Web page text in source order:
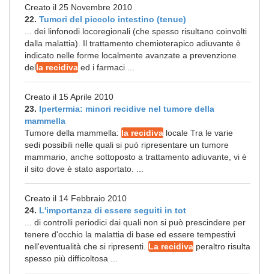
Creato il 25 Novembre 2010
22. Tumori del piccolo intestino (tenue)
... dei linfonodi locoregionali (che spesso risultano coinvolti
dalla malattia). Il trattamento chemioterapico adiuvante è
indicato nelle forme localmente avanzate a prevenzione
della recidiva ed i farmaci ...
Creato il 15 Aprile 2010
23. Ipertermia: minori recidive nel tumore della
mammella
Tumore della mammella: la recidiva locale Tra le varie
sedi possibili nelle quali si può ripresentare un tumore
mammario, anche sottoposto a trattamento adiuvante, vi è
il sito dove è stato asportato. ...
Creato il 14 Febbraio 2010
24. L'importanza di essere seguiti in tot
... di controlli periodici dai quali non si può prescindere per
tenere d'occhio la malattia di base ed essere tempestivi
nell'eventualità che si ripresenti. La recidiva peraltro risulta
spesso più difficoltosa ...